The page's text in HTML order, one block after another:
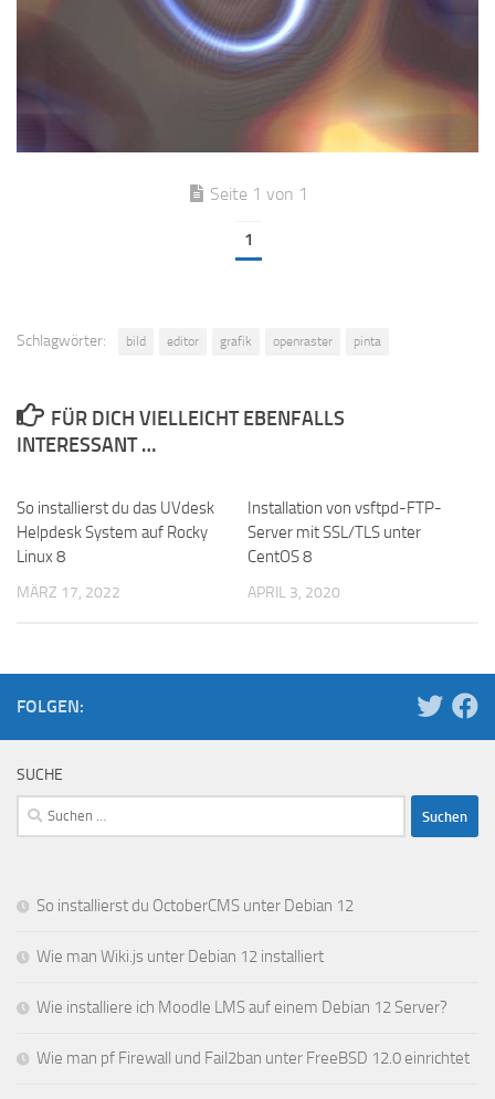
Seite 1 von 1
1
Schlagwörter: bild editor grafik openraster pinta
FÜR DICH VIELLEICHT EBENFALLS
INTERESSANT …
So installierst du das UVdesk
Helpdesk System auf Rocky
Linux 8
MÄRZ 17, 2022
Installation von vsftpd-FTP-
Server mit SSL/TLS unter
CentOS 8
APRIL 3, 2020
FOLGEN:
SUCHE
Suchen
nach:
So installierst du OctoberCMS unter Debian 12
Wie man Wiki.js unter Debian 12 installiert
Wie installiere ich Moodle LMS auf einem Debian 12 Server?
Wie man pf Firewall und Fail2ban unter FreeBSD 12.0 einrichtet